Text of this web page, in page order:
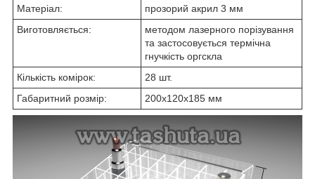
Матеріал:
прозорий акрил 3 мм
Виготовляється:
методом лазерного порізування
та застосовується термічна
гнучкість оргскла
Кількість комірок:
28 шт.
Габаритний розмір:
200х120х185 мм